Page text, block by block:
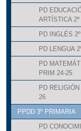
PD
ARTÍSTICA
PD INGLÉS
PD LENGUA
PD
PRIM 24-25
PD
26
PPDD 3º PRIMARIA
PD